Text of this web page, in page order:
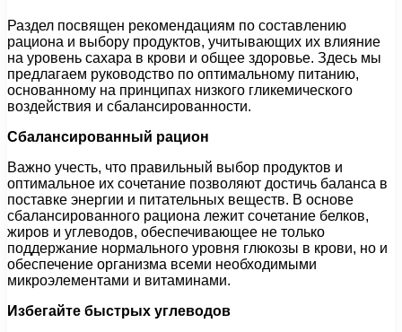
Раздел посвящен рекомендациям по составлению
рациона и выбору продуктов, учитывающих их влияние
на уровень сахара в крови и общее здоровье. Здесь мы
предлагаем руководство по оптимальному питанию,
основанному на принципах низкого гликемического
воздействия и сбалансированности.
Сбалансированный рацион
Важно учесть, что правильный выбор продуктов и
оптимальное их сочетание позволяют достичь баланса в
поставке энергии и питательных веществ. В основе
сбалансированного рациона лежит сочетание белков,
жиров и углеводов, обеспечивающее не только
поддержание нормального уровня глюкозы в крови, но и
обеспечение организма всеми необходимыми
микроэлементами и витаминами.
Избегайте быстрых углеводов